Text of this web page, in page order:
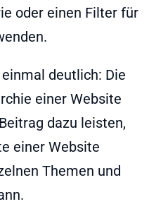
oder einen Filter für
deutlich: Die
einer Website
dazu leisten,
einer Website
Themen und